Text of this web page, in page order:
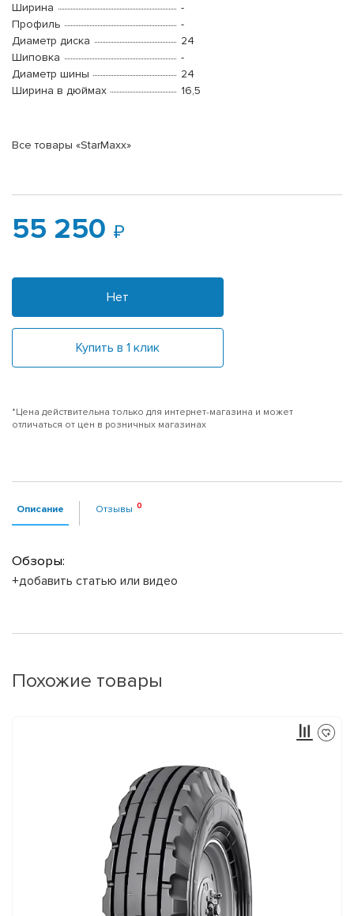
Ширина
-
Профиль
-
Диаметр диска
24
Шиповка
-
Диаметр шины
24
Ширина в дюймах
16,5
Все товары «StarMaxx»
55 250
Нет
Купить в 1 клик
*Цена действительна только для интернет-магазина и может
отличаться от цен в розничных магазинах
Описание Отзывы
Обзоры:
+добавить статью или видео
Похожие товары